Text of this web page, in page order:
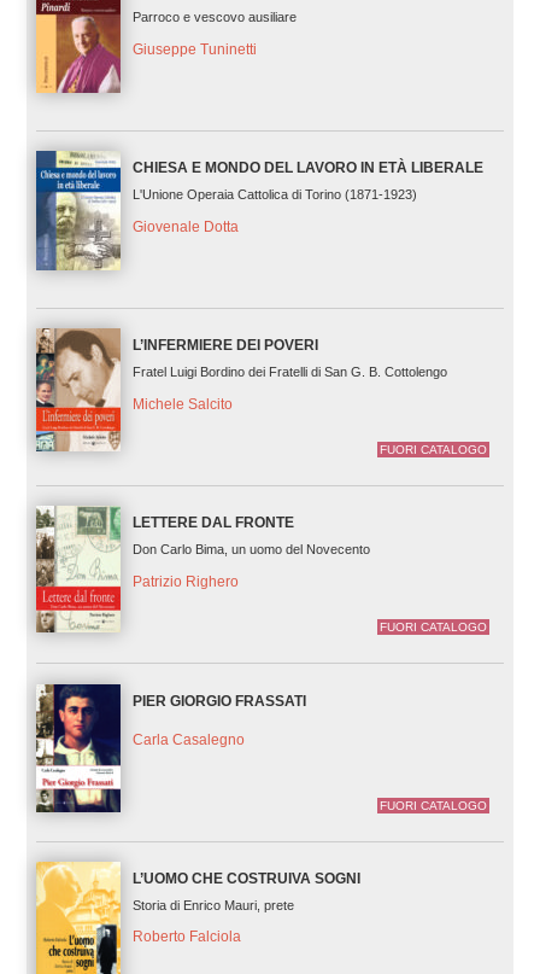
Parroco e vescovo ausiliare
Giuseppe Tuninetti
CHIESA E MONDO DEL LAVORO IN ETÀ LIBERALE
L'Unione Operaia Cattolica di Torino (1871-1923)
Giovenale Dotta
L’INFERMIERE DEI POVERI
Fratel Luigi Bordino dei Fratelli di San G. B. Cottolengo
Michele Salcito
FUORI CATALOGO
LETTERE DAL FRONTE
Don Carlo Bima, un uomo del Novecento
Patrizio Righero
FUORI CATALOGO
PIER GIORGIO FRASSATI
Carla Casalegno
FUORI CATALOGO
L’UOMO CHE COSTRUIVA SOGNI
Storia di Enrico Mauri, prete
Roberto Falciola